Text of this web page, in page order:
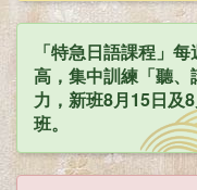
「特急日語課程」
高，集中訓練「聽
力，新班8月15日及
班。